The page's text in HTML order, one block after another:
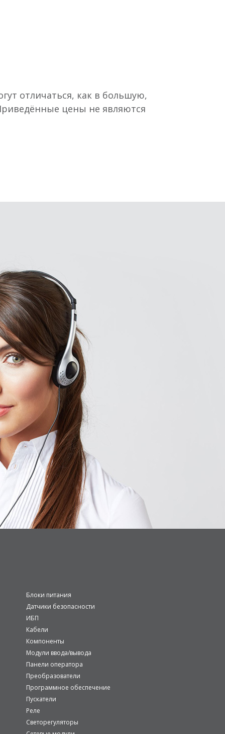
отличаться, как в большую,
цены не являются
Блоки питания
Датчики безопасности
ИБП
Кабели
Компоненты
Модули ввода/вывода
Панели оператора
Преобразователи
Программное обеспечение
Пускатели
Реле
Светорегуляторы